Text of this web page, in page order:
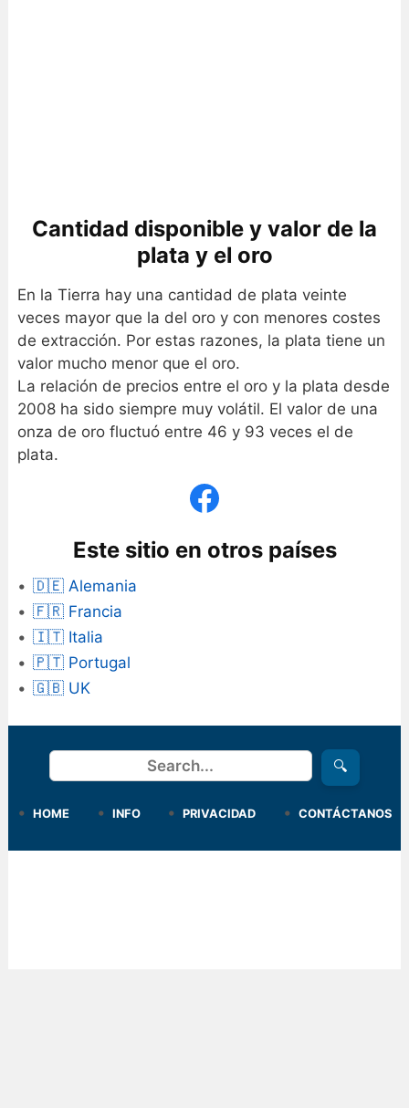
Cantidad disponible y valor de la
plata y el oro
En la Tierra hay una cantidad de plata veinte
veces mayor que la del oro y con menores costes
de extracción. Por estas razones, la plata tiene un
valor mucho menor que el oro.
La relación de precios entre el oro y la plata desde
2008 ha sido siempre muy volátil. El valor de una
onza de oro fluctuó entre 46 y 93 veces el de
plata.
Este sitio en otros países
🇩🇪 Alemania
🇫🇷 Francia
🇮🇹 Italia
🇵🇹 Portugal
🇬🇧 UK
Buscar 🔍
HOME INFO PRIVACIDAD CONTÁCTANOS